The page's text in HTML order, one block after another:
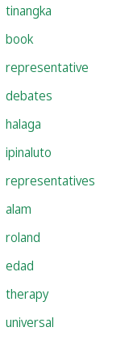
tinangka
book
representative
debates
halaga
ipinaluto
representatives
alam
roland
edad
therapy
universal